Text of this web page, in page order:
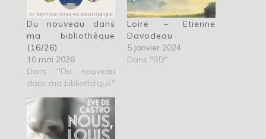
Du nouveau dans
ma bibliothèque
(16/26)
10 mai 2026
Dans "Du nouveau
dans ma bibliothèque"
Loire – Etienne
Davodeau
5 janvier 2024
Dans "BD"